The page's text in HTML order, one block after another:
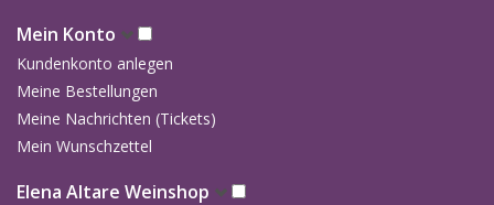
Mein Konto
Kundenkonto anlegen
Meine Bestellungen
Meine Nachrichten (Tickets)
Mein Wunschzettel
Elena Altare Weinshop